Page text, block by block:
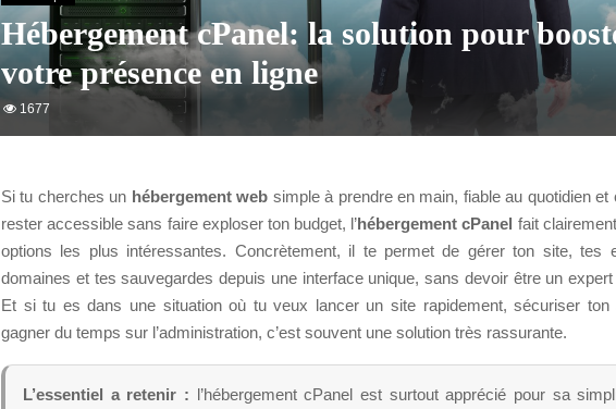
Hébergement cPanel: la solution pour
votre présence en ligne
1677
Si tu cherches un hébergement web simple à prendre en main, fiable au quotidien et
rester accessible sans faire exploser ton budget, l’hébergement cPanel fait
options les plus intéressantes. Concrètement, il te permet de gérer ton site, tes
domaines et tes sauvegardes depuis une interface unique, sans devoir être un expert
Et si tu es dans une situation où tu veux lancer un site rapidement, sécuriser ton
gagner du temps sur l’administration, c’est souvent une solution très rassurante.
L’essentiel a retenir : l’hébergement cPanel est surtout apprécié pour sa